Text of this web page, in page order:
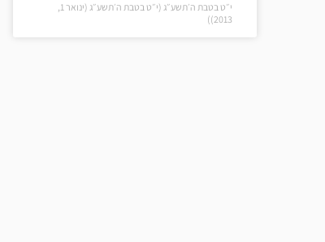
י״ט בטבת ה׳תשע״ג (י״ט בטבת ה׳תשע״ג (ינואר 1,
2013))